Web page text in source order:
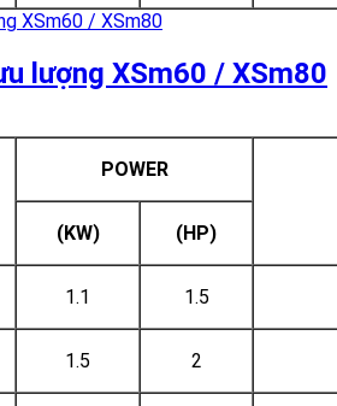
lượng XSm60 / XSm80
POWER
(KW) (HP)
1.1 1.5
1.5 2